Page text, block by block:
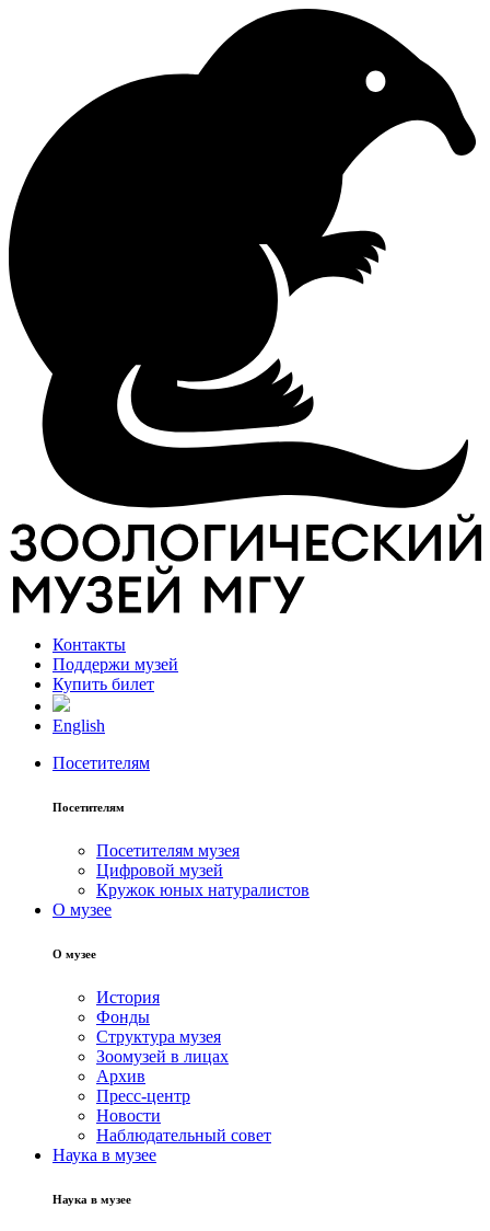
Контакты
Поддержи музей
Купить билет
English
Посетителям
Посетителям
Посетителям музея
Цифровой музей
Кружок юных натуралистов
О музее
О музее
История
Фонды
Структура музея
Зоомузей в лицах
Архив
Пресс-центр
Новости
Наблюдательный совет
Наука в музее
Наука в музее